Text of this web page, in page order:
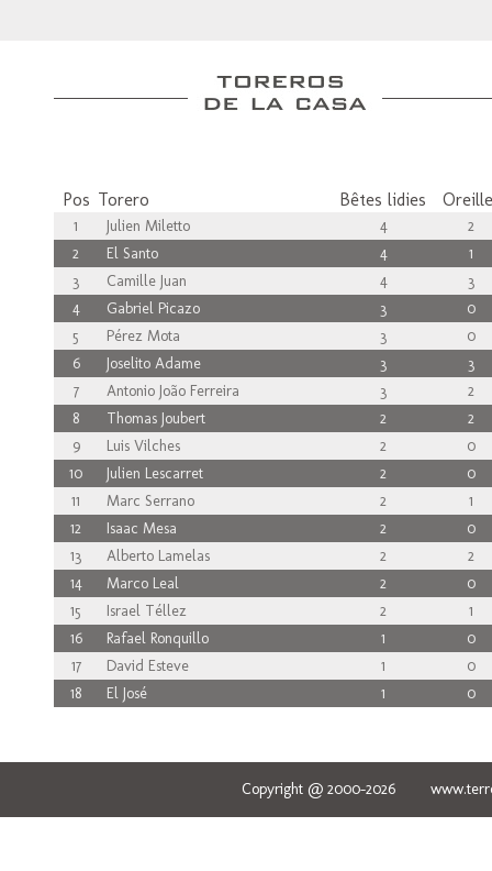
Pos Torero Bêtes lidies
1 Julien Miletto 4
2
2
El Santo 4
1
3
Camille Juan 4
3
4
Gabriel Picazo 3
0
5
Pérez Mota 3
0
6
Joselito Adame 3
3
7
Antonio João Ferreira 3
2
8
Thomas Joubert 2
2
9
Luis Vilches 2
0
10
Julien Lescarret 2
0
11
Marc Serrano 2
1
12
Isaac Mesa 2
0
13
Alberto Lamelas 2
2
14
Marco Leal 2
0
15
Israel Téllez 2
1
16
Rafael Ronquillo 1
0
17
David Esteve 1
0
18
El José 1 0
Copyright @ 2000-2026